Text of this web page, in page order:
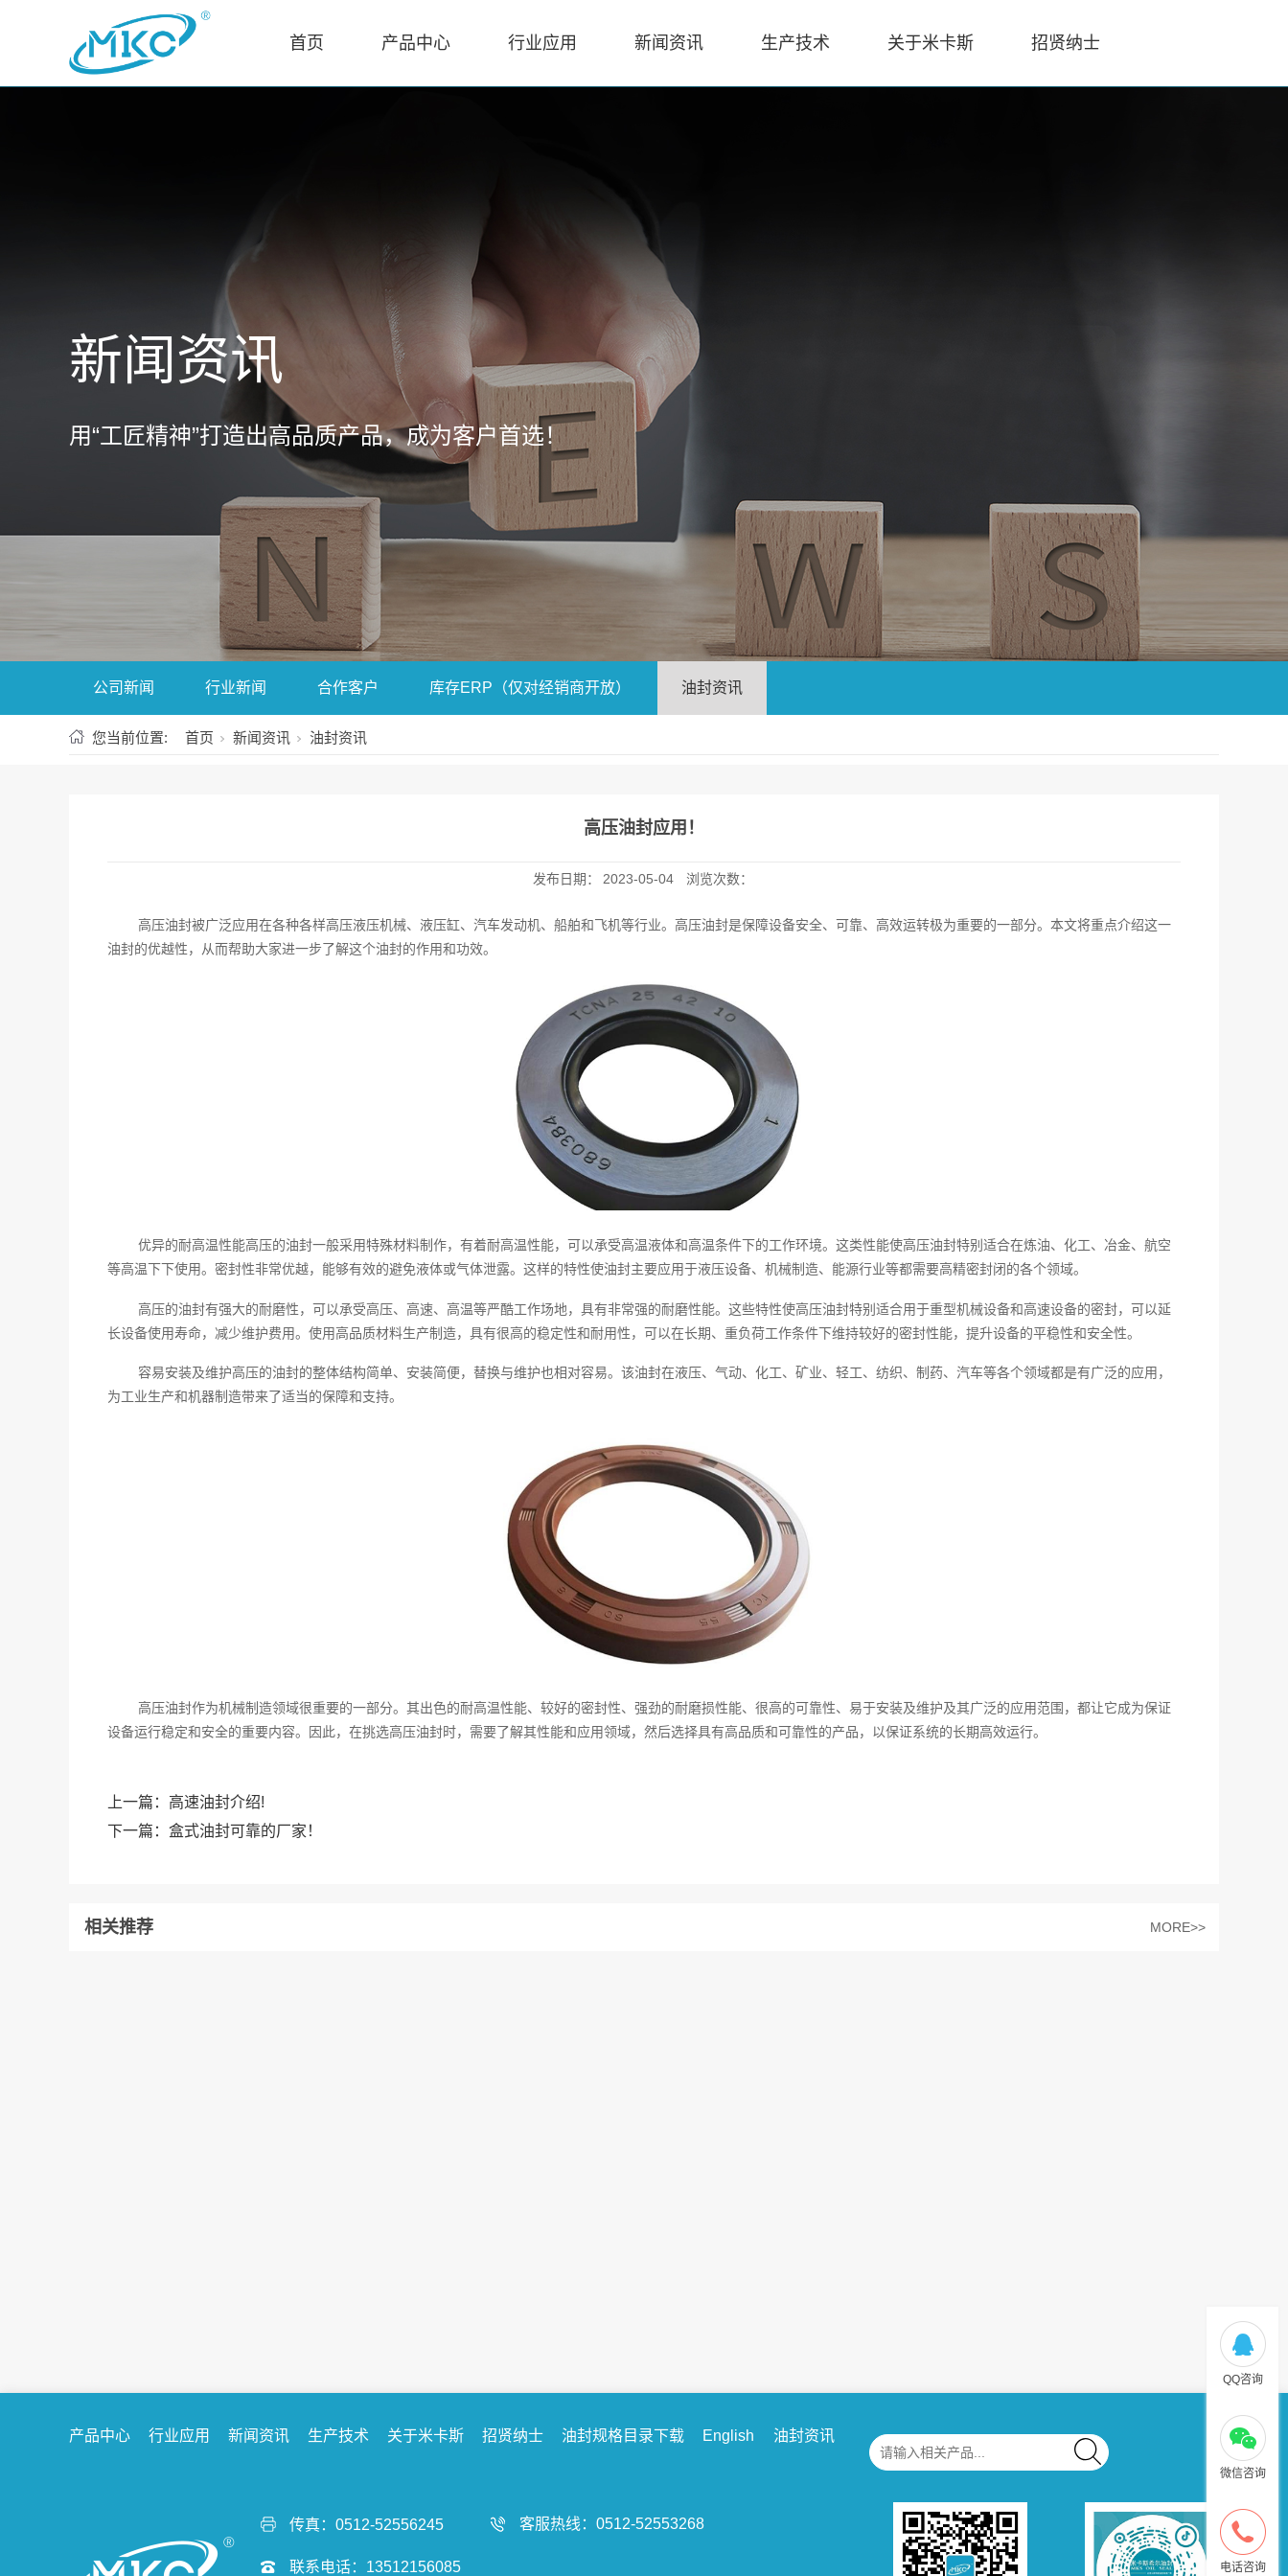
首页 产品中心 行业应用 新闻资讯 生产技术 关于米卡斯 招贤纳士
新闻资讯
用“工匠精神”打造出高品质产品，成为客户首选！
公司新闻 行业新闻 合作客户 库存ERP（仅对经销商开放） 油封资讯
您当前位置: 首页 新闻资讯 油封资讯
高压油封应用！
发布日期： 2023-05-04 浏览次数：
高压油封被广泛应用在各种各样高压液压机械、液压缸、汽车发动机、船舶和飞机等行业。高压油封是保障设备安全、可靠、高效运转极为重要的一部分。本文将重点介绍这一
油封的优越性，从而帮助大家进一步了解这个油封的作用和功效。
优异的耐高温性能高压的油封一般采用特殊材料制作，有着耐高温性能，可以承受高温液体和高温条件下的工作环境。这类性能使高压油封特别适合在炼油、化工、冶金、航空
等高温下下使用。密封性非常优越，能够有效的避免液体或气体泄露。这样的特性使油封主要应用于液压设备、机械制造、能源行业等都需要高精密封闭的各个领域。
高压的油封有强大的耐磨性，可以承受高压、高速、高温等严酷工作场地，具有非常强的耐磨性能。这些特性使高压油封特别适合用于重型机械设备和高速设备的密封，可以延
长设备使用寿命，减少维护费用。使用高品质材料生产制造，具有很高的稳定性和耐用性，可以在长期、重负荷工作条件下维持较好的密封性能，提升设备的平稳性和安全性。
容易安装及维护高压的油封的整体结构简单、安装简便，替换与维护也相对容易。该油封在液压、气动、化工、矿业、轻工、纺织、制药、汽车等各个领域都是有广泛的应用，
为工业生产和机器制造带来了适当的保障和支持。
高压油封作为机械制造领域很重要的一部分。其出色的耐高温性能、较好的密封性、强劲的耐磨损性能、很高的可靠性、易于安装及维护及其广泛的应用范围，都让它成为保证
设备运行稳定和安全的重要内容。因此，在挑选高压油封时，需要了解其性能和应用领域，然后选择具有高品质和可靠性的产品，以保证系统的长期高效运行。
上一篇： 高速油封介绍!
下一篇： 盒式油封可靠的厂家！
相关推荐 MORE>>
产品中心 行业应用 新闻资讯 生产技术 关于米卡斯 招贤纳士 油封规格目录下载 English 油封资讯
传真：0512-52556245 客服热线：0512-52553268
联系电话：13512156085
QQ咨询
微信咨询
电话咨询